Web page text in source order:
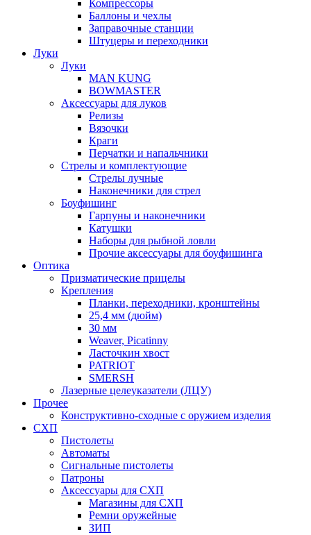
Компрессоры
Баллоны и чехлы
Заправочные станции
Штуцеры и переходники
Луки
Луки
MAN KUNG
BOWMASTER
Аксессуары для луков
Релизы
Вязочки
Краги
Перчатки и напальчники
Стрелы и комплектующие
Стрелы лучные
Наконечники для стрел
Боуфишинг
Гарпуны и наконечники
Катушки
Наборы для рыбной ловли
Прочие аксессуары для боуфишинга
Оптика
Призматические прицелы
Крепления
Планки, переходники, кронштейны
25,4 мм (дюйм)
30 мм
Weaver, Picatinny
Ласточкин хвост
PATRIOT
SMERSH
Лазерные целеуказатели (ЛЦУ)
Прочее
Конструктивно-сходные с оружием изделия
СХП
Пистолеты
Автоматы
Сигнальные пистолеты
Патроны
Аксессуары для СХП
Магазины для СХП
Ремни оружейные
ЗИП